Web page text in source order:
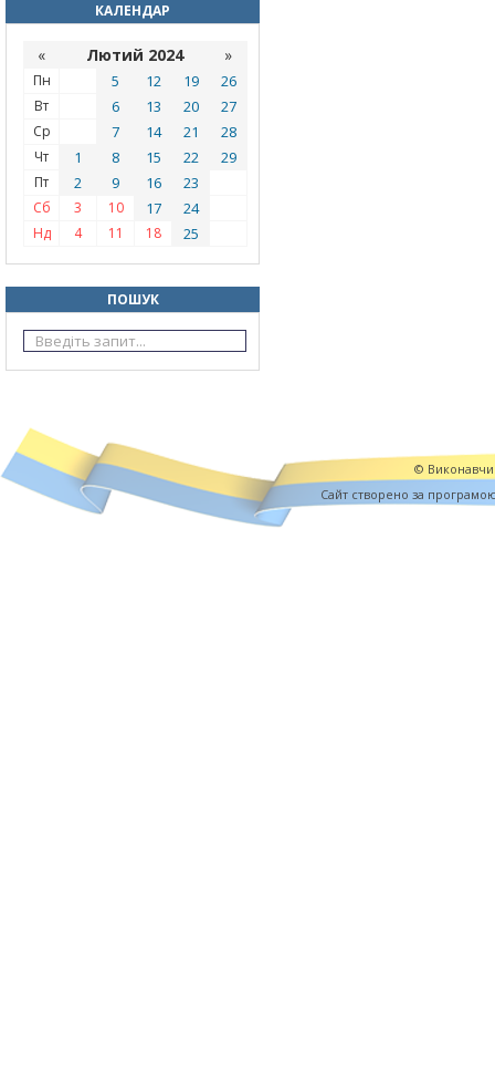
КАЛЕНДАР
« Лютий 2024 »
Пн 5 12 19 26
Вт 6 13 20 27
Ср 7 14 21 28
Чт 1 8 15 22 29
Пт 2 9 16 23
Сб 3 10 17 24
Нд 4 11 18 25
ПОШУК
©
Cайт створено за